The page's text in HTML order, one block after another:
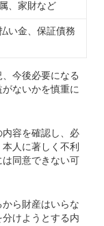
、家財など
い金、保証債務
今後必要になる
ないかを慎重に
容を確認し、必
人に著しく不利
同意できない可
ら財産はいらな
けようとする内